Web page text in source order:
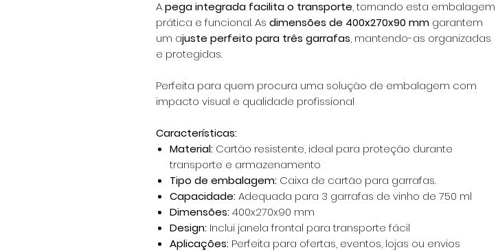
Apega integrada facilita o transporte, tornando esta embalagem
prática e funcional. As dimensões de 400x270x90 mm garantem
um ajuste perfeito para três garrafas, mantendo-as organizadas
e protegidas.
Perfeita para quem procura uma solução de embalagem com
impacto visual e qualidade profissional
Características:
Material: Cartão resistente, ideal para proteção durante
transporte e armazenamento
Tipo de embalagem: Caixa de cartão para garrafas.
Capacidade:Adequada para 3 garrafas de vinho de 750 ml
Dimensões:400x270x90 mm
Design: Inclui janela frontal para transporte fácil
Aplicações: Perfeita para ofertas, eventos, lojas ou envios